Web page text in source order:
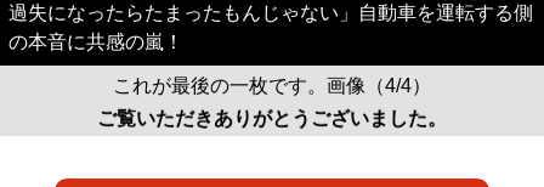
過失になったらたまったもんじゃない」自動車を運転する側
の本音に共感の嵐！
これが最後の一枚です。画像（4/4）
ご覧いただきありがとうございました。